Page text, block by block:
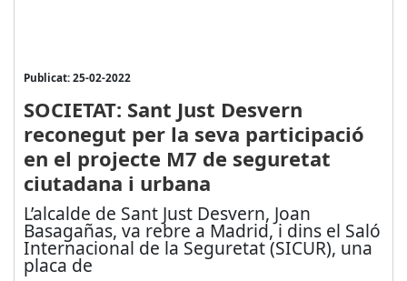
Publicat: 25-02-2022
SOCIETAT: Sant Just Desvern
reconegut per la seva participació
en el projecte M7 de seguretat
ciutadana i urbana
L’alcalde de Sant Just Desvern, Joan
Basagañas, va rebre a Madrid, i dins el Saló
Internacional de la Seguretat (SICUR), una
placa de